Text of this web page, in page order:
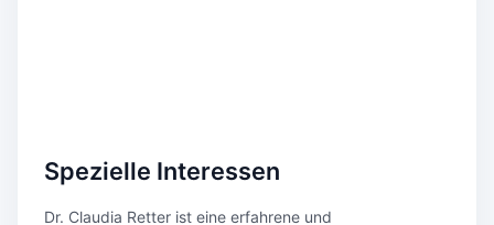
Spezielle Interessen
Dr. Claudia Retter ist eine erfahrene und